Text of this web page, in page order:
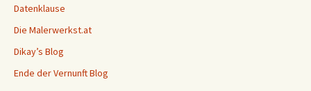
Datenklause
Die Malerwerkst.at
Dikay’s Blog
Ende der Vernunft Blog